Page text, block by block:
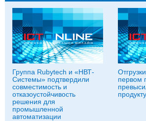
Группа Rubytech и «НВТ-
Системы» подтвердили
совместимость и
отказоустойчивость
решения для
промышленной
автоматизации
первом